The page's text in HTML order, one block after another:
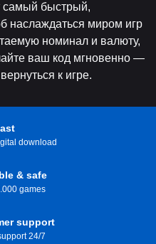
самый быстрый,
наслаждаться миром игр
номинал и валюту,
ваш код мгновенно —
к игре.
download
& safe
games
support
24/7